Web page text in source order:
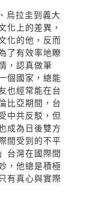
烏拉圭到義大
化上的差異，
化的他，反而
了有效率地瞭
，認真做筆
個國家，總能
也經常能在台
比亞期間，台
中共反駁，但
成為日後雙方
間受到的不平
台灣在國際間
，他總是積極
有真心與實際